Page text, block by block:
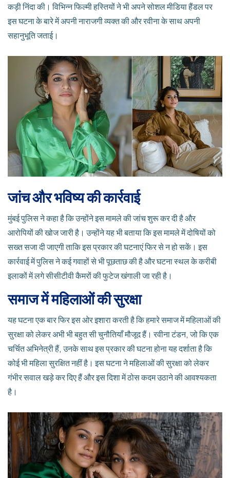
कड़ी निंदा की। विभिन्न फिल्मी हस्तियों ने भी अपने सोशल मीडिया हैंडल पर
इस घटना के बारे में अपनी नाराजगी व्यक्त की और रवीना के साथ अपनी
सहानुभूति जताई।
जांच और भविष्य की कार्रवाई
मुंबई पुलिस ने कहा है कि उन्होंने इस मामले की जांच शुरू कर दी है और
आरोपियों की खोज जारी है। उन्होंने यह भी बताया कि इस मामले में दोषियों को
सख्त सजा दी जाएगी ताकि इस प्रकार की घटनाएं फिर से न हो सकें। इस
कार्रवाई में पुलिस ने कई गवाहों से भी पूछताछ की है और घटना स्थल के करीबी
इलाकों में लगे सीसीटीवी कैमरों की फुटेज खंगाली जा रही है।
समाज में महिलाओं की सुरक्षा
यह घटना एक बार फिर इस ओर इशारा करती है कि हमारे समाज में महिलाओं की
सुरक्षा को लेकर अभी भी बहुत सी चुनौतियाँ मौजूद हैं। रवीना टंडन, जो कि एक
चर्चित अभिनेत्री हैं, उनके साथ इस प्रकार की घटना होना यह दर्शाता है कि
कोई भी महिला सुरक्षित नहीं है। इस घटना ने महिलाओं की सुरक्षा को लेकर
गंभीर सवाल खड़े कर दिए हैं और इस दिशा में ठोस कदम उठाने की आवश्यकता
है।